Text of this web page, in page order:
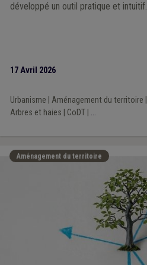
développé un outil pratique et intuitif.
17 Avril 2026
Urbanisme Aménagement du territoire
Arbres et haies
CoDT| ...
Aménagement du territoire